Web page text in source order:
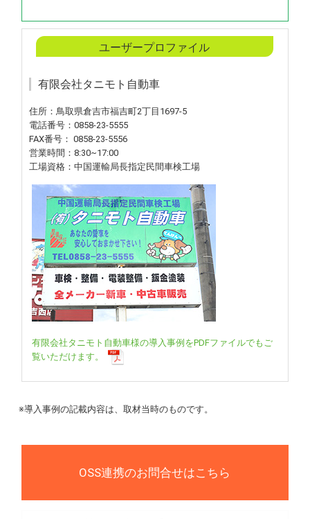
ユーザープロファイル
有限会社タニモト自動車
住所：鳥取県倉吉市福吉町2丁目1697-5
電話番号：0858-23-5555
FAX番号： 0858-23-5556
営業時間：8:30~17:00
工場資格：中国運輸局長指定民間車検工場
有限会社タニモト自動車様の導入事例をPDFファイルでもご
覧いただけます。
※導入事例の記載内容は、取材当時のものです。
OSS連携のお問合せはこちら